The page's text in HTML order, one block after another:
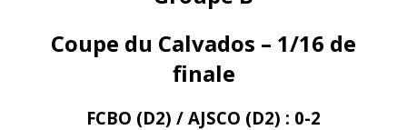
Coupe du Calvados – 1/16 de
finale
FCBO (D2) / AJSCO (D2) : 0-2